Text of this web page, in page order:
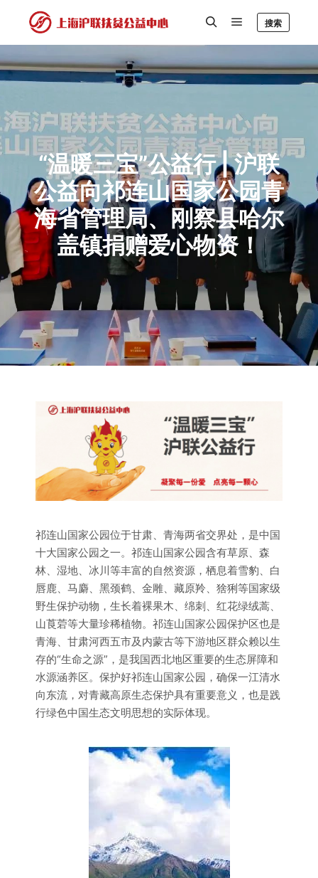
搜索
“温暖三宝”公益行 | 沪联
公益向祁连山国家公园青
海省管理局、刚察县哈尔
盖镇捐赠爱心物资！
祁连山国家公园位于甘肃、青海两省交界处，是中国
十大国家公园之一。祁连山国家公园含有草原、森
林、湿地、冰川等丰富的自然资源，栖息着雪豹、白
唇鹿、马麝、黑颈鹤、金雕、藏原羚、猞猁等国家级
野生保护动物，生长着裸果木、绵刺、红花绿绒蒿、
山莨菪等大量珍稀植物。祁连山国家公园保护区也是
青海、甘肃河西五市及内蒙古等下游地区群众赖以生
存的“生命之源”，是我国西北地区重要的生态屏障和
水源涵养区。保护好祁连山国家公园，确保一江清水
向东流，对青藏高原生态保护具有重要意义，也是践
行绿色中国生态文明思想的实际体现。